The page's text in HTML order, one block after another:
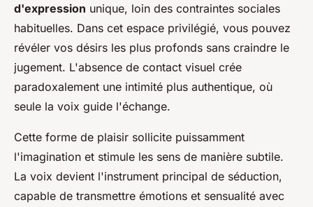
d'expression unique, loin des contraintes sociales
habituelles. Dans cet espace privilégié, vous pouvez
révéler vos désirs les plus profonds sans craindre le
jugement. L'absence de contact visuel crée
paradoxalement une intimité plus authentique, où
seule la voix guide l'échange.
Cette forme de plaisir sollicite puissamment
l'imagination et stimule les sens de manière subtile.
La voix devient l'instrument principal de séduction,
capable de transmettre émotions et sensualité avec